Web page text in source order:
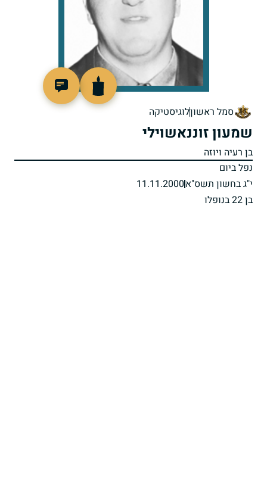
סמל ראשוןלוגיסטיקה
שמעון זוננאשוילי
בן רעיה ויוזה
נפל ביום
י"ג בחשון תשס"א11.11.2000
בן 22 בנופלו